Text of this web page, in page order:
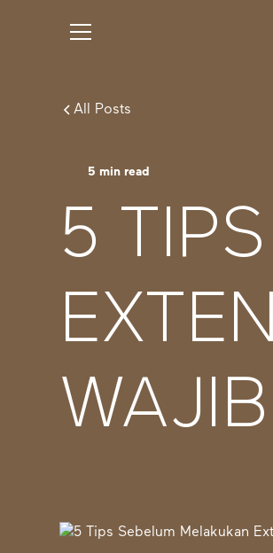
All Posts
5 min read
5